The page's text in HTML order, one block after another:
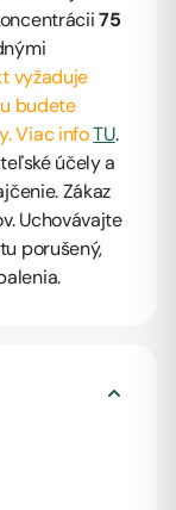
75
vyžaduje
budete
Viac infoTU.
účely a
Zákaz
Uchovávajte
porušený,